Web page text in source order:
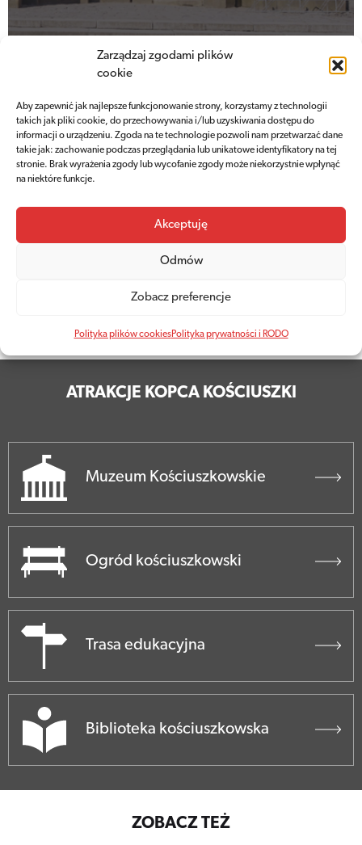
Zarządzaj zgodami plików
cookie
Aby zapewnić jak najlepsze funkcjonowanie strony, korzystamy z technologii
takich jak pliki cookie, do przechowywania i/lub uzyskiwania dostępu do
informacji o urządzeniu. Zgoda na te technologie pozwoli nam przetwarzać dane
takie jak: zachowanie podczas przeglądania lub unikatowe identyfikatory na tej
stronie. Brak wyrażenia zgody lub wycofanie zgody może niekorzystnie wpłynąć
na niektóre funkcje.
Akceptuję
Odmów
Zobacz preferencje
Polityka plików cookiesPolityka prywatności i RODO
Godziny otwarcia
Kopiec jest dziś otwarty w godzinach
Zaplanuj wizytę
ATRAKCJE KOPCA KOŚCIUSZKI
Muzeum Kościuszkowskie
Ogród kościuszkowski
Trasa edukacyjna
Biblioteka kościuszkowska
ZOBACZ TEŻ